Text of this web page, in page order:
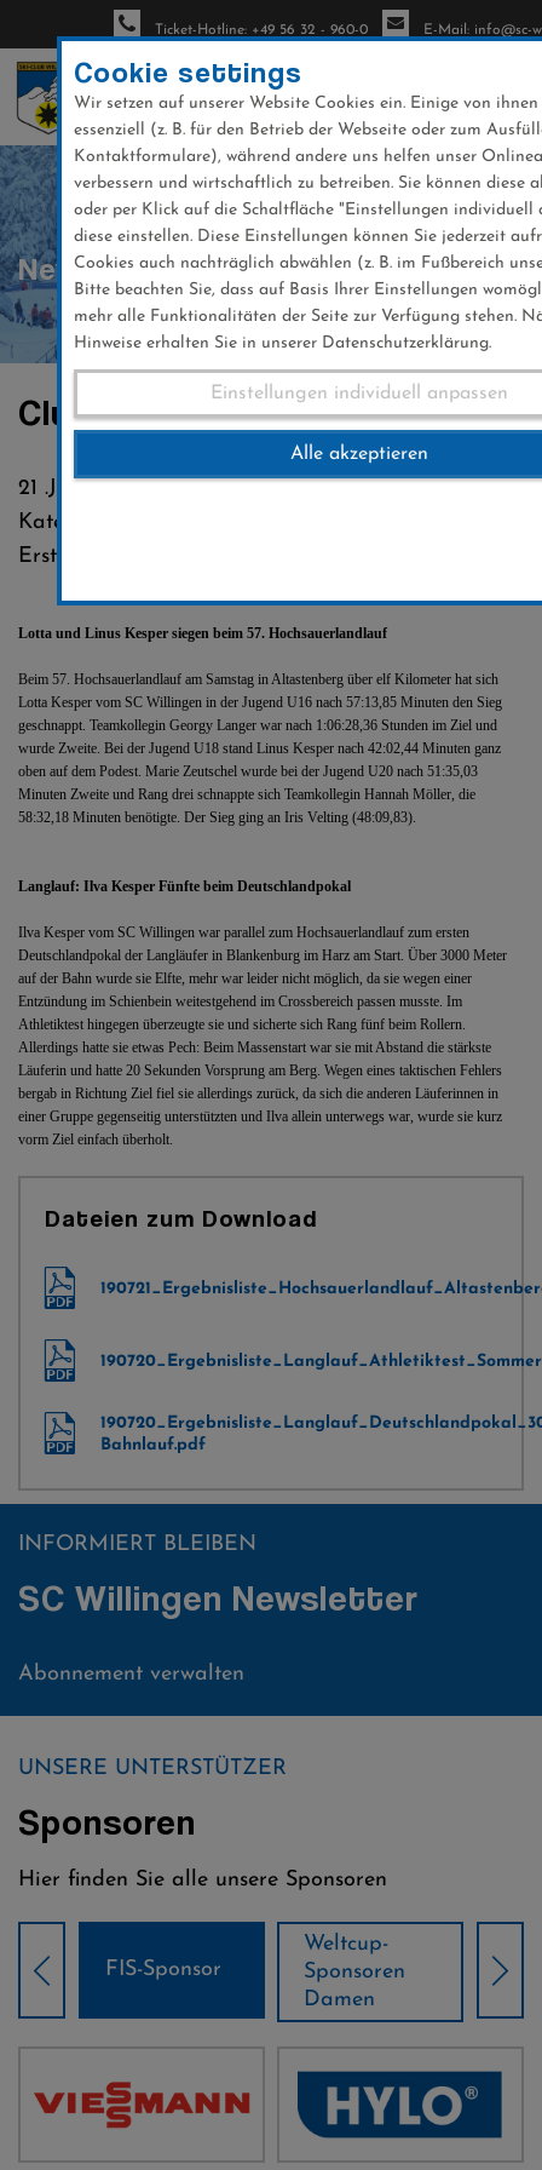
Direkt
zum
Inhalt
Ticket-Hotline: +49 56 32 - 960-0 E-Mail: info@sc-
News
Clubnews 21.07.2019
21 .Juli 2019
Kategorie:
Erstellt von
Lotta und Linus Kesper siegen beim 57. Hochsauerlandlauf
Beim 57. Hochsauerlandlauf am Samstag in Altastenberg über elf Kilometer hat sich
Lotta Kesper vom SC Willingen in der Jugend U16 nach 57:13,85 Minuten den Sieg
geschnappt. Teamkollegin Georgy Langer war nach 1:06:28,36 Stunden im Ziel und
wurde Zweite. Bei der Jugend U18 stand Linus Kesper nach 42:02,44 Minuten ganz
oben auf dem Podest. Marie Zeutschel wurde bei der Jugend U20 nach 51:35,03
Minuten Zweite und Rang drei schnappte sich Teamkollegin Hannah Möller, die
58:32,18 Minuten benötigte. Der Sieg ging an Iris Velting (48:09,83).
Langlauf: Ilva Kesper Fünfte beim Deutschlandpokal
Ilva Kesper vom SC Willingen war parallel zum Hochsauerlandlauf zum ersten
Deutschlandpokal der Langläufer in Blankenburg im Harz am Start. Über 3000 Meter
auf der Bahn wurde sie Elfte, mehr war leider nicht möglich, da sie wegen einer
Entzündung im Schienbein weitestgehend im Crossbereich passen musste. Im
Athletiktest hingegen überzeugte sie und sicherte sich Rang fünf beim Rollern.
Allerdings hatte sie etwas Pech: Beim Massenstart war sie mit Abstand die stärkste
Läuferin und hatte 20 Sekunden Vorsprung am Berg. Wegen eines taktischen Fehlers
bergab in Richtung Ziel fiel sie allerdings zurück, da sich die anderen Läuferinnen in
einer Gruppe gegenseitig unterstützten und Ilva allein unterwegs war, wurde sie kurz
vorm Ziel einfach überholt.
Dateien zum Download
Bahnlauf.pdf
Cookie settings
Wir setzen auf unserer Website Cookies ein. Einige von ihnen
essenziell (z. B. für den Betrieb der Webseite oder zum
Kontaktformulare), während andere uns helfen unser
verbessern und wirtschaftlich zu betreiben. Sie können diese
oder per Klick auf die Schaltfläche "Einstellungen individuell
diese einstellen. Diese Einstellungen können Sie jederzeit
Cookies auch nachträglich abwählen (z. B. im Fußbereich
Bitte beachten Sie, dass auf Basis Ihrer Einstellungen
mehr alle Funktionalitäten der Seite zur Verfügung stehen.
Hinweise erhalten Sie in unserer Datenschutzerklärung.
Einstellungen individuell anpassen
Alle akzeptieren
INFORMIERT BLEIBEN
SC Willingen Newsletter
Abonnement verwalten
UNSERE UNTERSTÜTZER
Sponsoren
Hier finden Sie alle unsere Sponsoren
FIS-Sponsor
Weltcup-
Sponsoren
Damen